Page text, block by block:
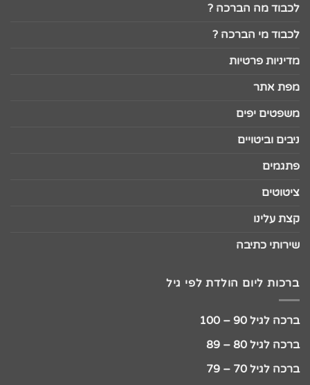
לכבוד מה הברכה ?
לכבוד מי הברכה ?
מדיניות פרטיות
מפת אתר
משפטים יפים
ניבים וביטויים
פתגמים
ציטוטים
קצת עלינו
שירותי כתיבה
ברכות ליום הולדת לפי גיל
ברכה לגיל 90 – 100
ברכה לגיל 80 – 89
ברכה לגיל 70 – 79